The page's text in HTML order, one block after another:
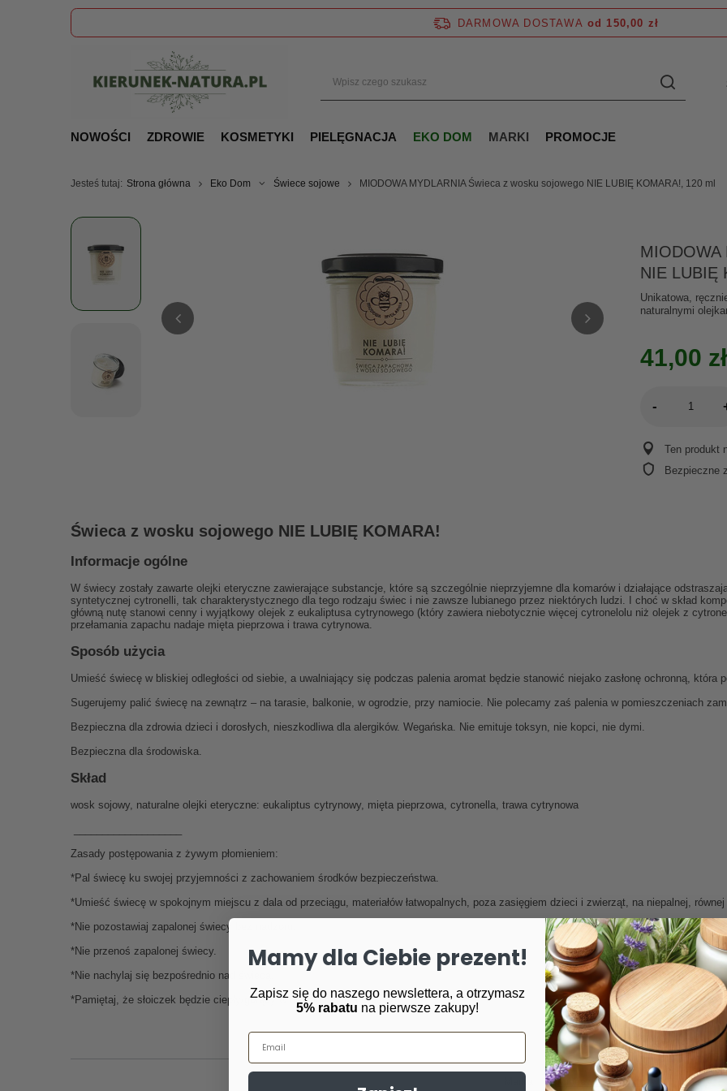
DARMOWA DOSTAWA od 150,00 zł
NOWOŚCI ZDROWIE KOSMETYKI PIELĘGNACJA EKO DOM MARKI PROMOCJE
Jesteś tutaj: Strona główna Eko Dom Świece sojowe MIODOWA MYDLARNIA Świeca z wosku sojowego NIE LUBIĘ KOMARA!, 120 ml
MIODOWA
NIE LUBIĘ
Unikatowa,
naturalnymi
41,00 zł
-
Ten produkt
Bezpieczne
Świeca z wosku sojowego NIE LUBIĘ KOMARA!
Informacje ogólne
W świecy zostały zawarte olejki eteryczne zawierające substancje, które są szczególnie nieprzyjemne dla komarów i działające
syntetycznej cytronelli, tak charakterystycznego dla tego rodzaju świec i nie zawsze lubianego przez niektórych ludzi. I choć w skład
główną nutę stanowi cenny i wyjątkowy olejek z eukaliptusa cytrynowego (który zawiera niebotycznie więcej cytronelolu niż olejek z
przełamania zapachu nadaje mięta pieprzowa i trawa cytrynowa.
Sposób użycia
Umieść świecę w bliskiej odległości od siebie, a uwalniający się podczas palenia aromat będzie stanowić niejako zasłonę ochronną, która
Sugerujemy palić świecę na zewnątrz – na tarasie, balkonie, w ogrodzie, przy namiocie. Nie polecamy zaś palenia w pomieszczeniach
Bezpieczna dla zdrowia dzieci i dorosłych, nieszkodliwa dla alergików. Wegańska. Nie emituje toksyn, nie kopci, nie dymi.
Bezpieczna dla środowiska.
Skład
wosk sojowy, naturalne olejki eteryczne: eukaliptus cytrynowy, mięta pieprzowa, cytronella, trawa cytrynowa
Zasady postępowania z żywym płomieniem:
*Pal świecę ku swojej przyjemności z zachowaniem środków bezpieczeństwa.
*Umieść świecę w spokojnym miejscu z dala od przeciągu, materiałów łatwopalnych, poza zasięgiem dzieci i zwierząt, na niepalnej,
*Nie pozostawiaj zapalonej świecy bez nadzoru.
*Nie przenoś zapalonej świecy.
*Nie nachylaj się bezpośrednio nad świecą.
*Pamiętaj, że słoiczek będzie ciepły/gorący w trakcie palenia świecy
Miodowa Mydlarnia
Mamy dla Ciebie prezent!
Zapisz się do naszego newslettera, a otrzymasz
5% rabatu na pierwsze zakupy!
Email